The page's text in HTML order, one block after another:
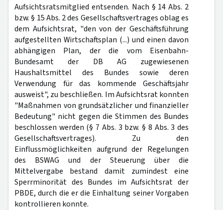
Aufsichtsratsmitglied entsenden. Nach § 14 Abs. 2
bzw. § 15 Abs. 2 des Gesellschaftsvertrages oblag es
dem Aufsichtsrat, "den von der Geschäftsführung
aufgestellten Wirtschaftsplan (...) und einen davon
abhängigen Plan, der die vom Eisenbahn-
Bundesamt der DB AG zugewiesenen
Haushaltsmittel des Bundes sowie deren
Verwendung für das kommende Geschäftsjahr
ausweist", zu beschließen. Im Aufsichtsrat konnten
"Maßnahmen von grundsätzlicher und finanzieller
Bedeutung" nicht gegen die Stimmen des Bundes
beschlossen werden (§ 7 Abs. 3 bzw. § 8 Abs. 3 des
Gesellschaftsvertrages). Zu den
Einflussmöglichkeiten aufgrund der Regelungen
des BSWAG und der Steuerung über die
Mittelvergabe bestand damit zumindest eine
Sperrminorität des Bundes im Aufsichtsrat der
PBDE, durch die er die Einhaltung seiner Vorgaben
kontrollieren konnte.